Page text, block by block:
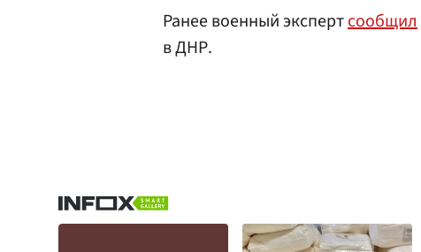
Ранее военный экспертсообщил
в ДНР.